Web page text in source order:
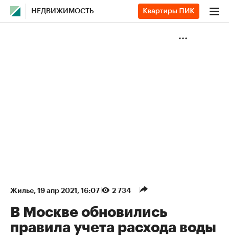
НЕДВИЖИМОСТЬ
Жилье⁠, 19 апр 2021, 16:07 2 734
В Москве обновились
правила учета расхода воды